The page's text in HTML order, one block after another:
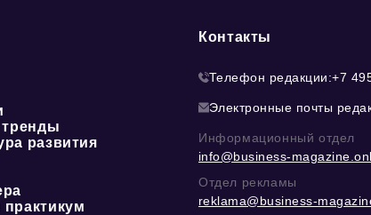
тренды
развития
Контакты
Телефон редакции:+7
Электронные почты
Информационный отдел
info@business-
Отдел рекламы
reklama@business-